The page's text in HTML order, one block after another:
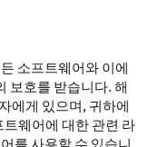
소프트웨어와 이에
보호를 받습니다. 해
에게 있으며, 귀하에
웨어에 대한 관련 라